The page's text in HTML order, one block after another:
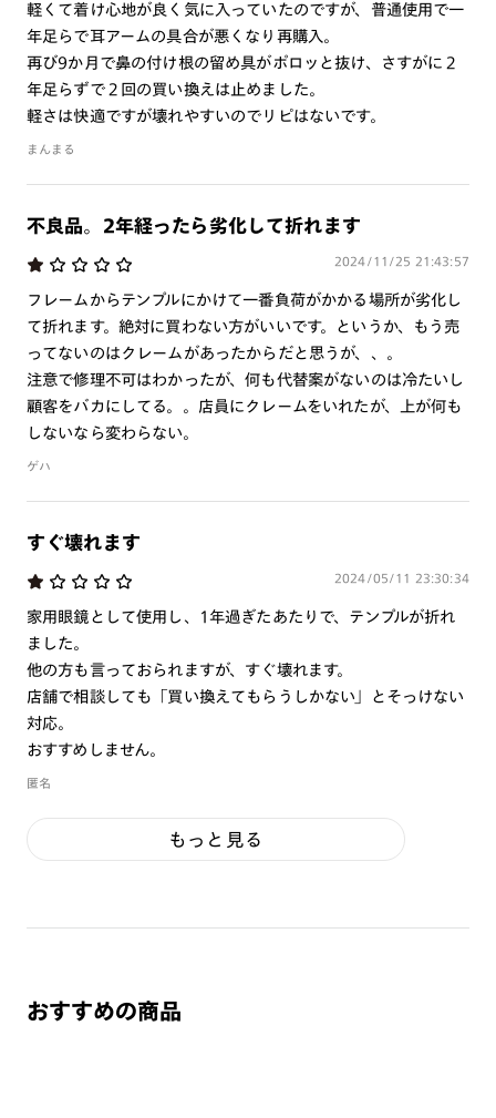
持参ください。なお、特注レンズの為、後日お渡しとなり
作成日数をいただきます。
ご注文の手順は以下をご参照ください。
1. カート画面内「レンズ選択へ」ボタンより「度つきレン
ズまたは店舗でレンズ作成」を選択
2. 遠近レンズより「遠近両用」を選択のうえ、購入手続き
※オプションレンズと組み合わせた遠近両用（累進）レンズはオンラインシ
ョップでご注文できません。
※フレームの天地幅は30mm以上推奨です。その他注意事項はレンズガイド
をご参照ください。
※JINS極上遠近レンズは追加料金22,000円（税込み）を頂戴いたします。
※単焦点レンズでレンズ交換券を選択の場合、店舗で遠近両用代5,500円
（税込み）を頂戴いたします。
軽くて着け心地が良く気に入っていたのですが、普通使用で一
年足らで耳アームの具合が悪くなり再購入。
再び9か月で鼻の付け根の留め具がポロッと抜け、さすがに２
年足らずで２回の買い換えは止めました。
軽さは快適ですが壊れやすいのでリピはないです。
まんまる
不良品。2年経ったら劣化して折れます
2024/11/25 21:43:57
フレームからテンプルにかけて一番負荷がかかる場所が劣化し
て折れます。絶対に買わない方がいいです。というか、もう売
ってないのはクレームがあったからだと思うが、、。
注意で修理不可はわかったが、何も代替案がないのは冷たいし
顧客をバカにしてる。。店員にクレームをいれたが、上が何も
しないなら変わらない。
ゲハ
すぐ壊れます
2024/05/11 23:30:34
家用眼鏡として使用し、1年過ぎたあたりで、テンプルが折れ
ました。
他の方も言っておられますが、すぐ壊れます。
店舗で相談しても「買い換えてもらうしかない」とそっけない
対応。
おすすめしません。
匿名
もっと見る
おすすめの商品